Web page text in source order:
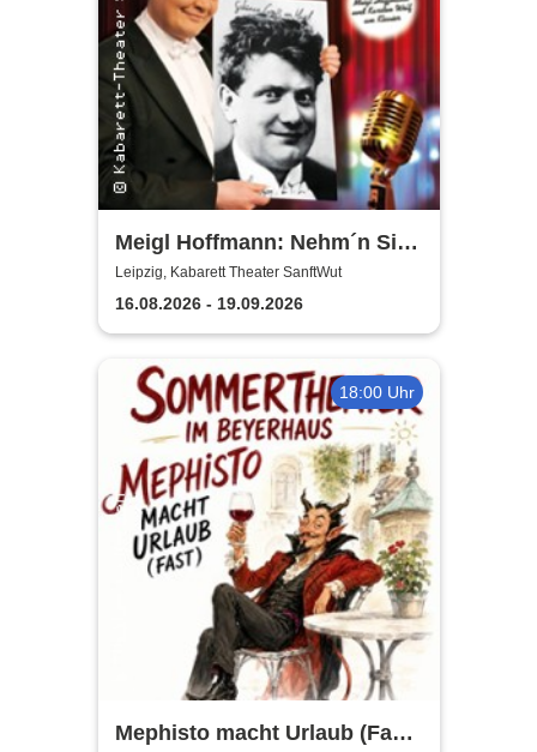
Meigl Hoffmann: Nehm´n Sie
´n Alten! - Ein Otto Reutter-
Abend
Leipzig, Kabarett Theater SanftWut
16.08.2026 - 19.09.2026
18:00 Uhr
Mephisto macht Urlaub (Fast)